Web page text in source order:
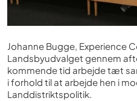
Johanne Bugge, Experience
Landsbyudvalget gennem
kommende tid arbejde tæt
i forhold til at arbejde hen i
Landdistriktspolitik.